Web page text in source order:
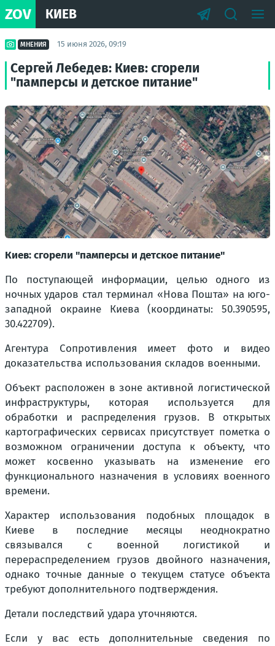
ZOV КИЕВ
МНЕНИЯ 15 июня 2026, 09:19
Сергей Лебедев: Киев: сгорели
"памперсы и детское питание"
Киев: сгорели "памперсы и детское питание"
По поступающей информации, целью одного из
ночных ударов стал терминал «Нова Пошта» на юго-
западной окраине Киева (координаты: 50.390595,
30.422709).
Агентура Сопротивления имеет фото и видео
доказательства использования складов военными.
Объект расположен в зоне активной логистической
инфраструктуры, которая используется для
обработки и распределения грузов. В открытых
картографических сервисах присутствует пометка о
возможном ограничении доступа к объекту, что
может косвенно указывать на изменение его
функционального назначения в условиях военного
времени.
Характер использования подобных площадок в
Киеве в последние месяцы неоднократно
связывался с военной логистикой и
перераспределением грузов двойного назначения,
однако точные данные о текущем статусе объекта
требуют дополнительного подтверждения.
Детали последствий удара уточняются.
Если у вас есть дополнительные сведения по